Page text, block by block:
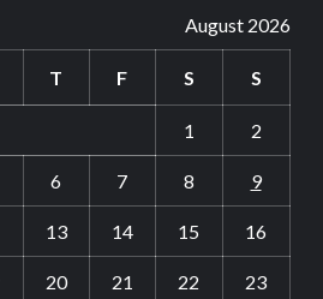
August 2026
T F S S
1 2
6 7 8 9
13 14 15 16
20 21 22 23